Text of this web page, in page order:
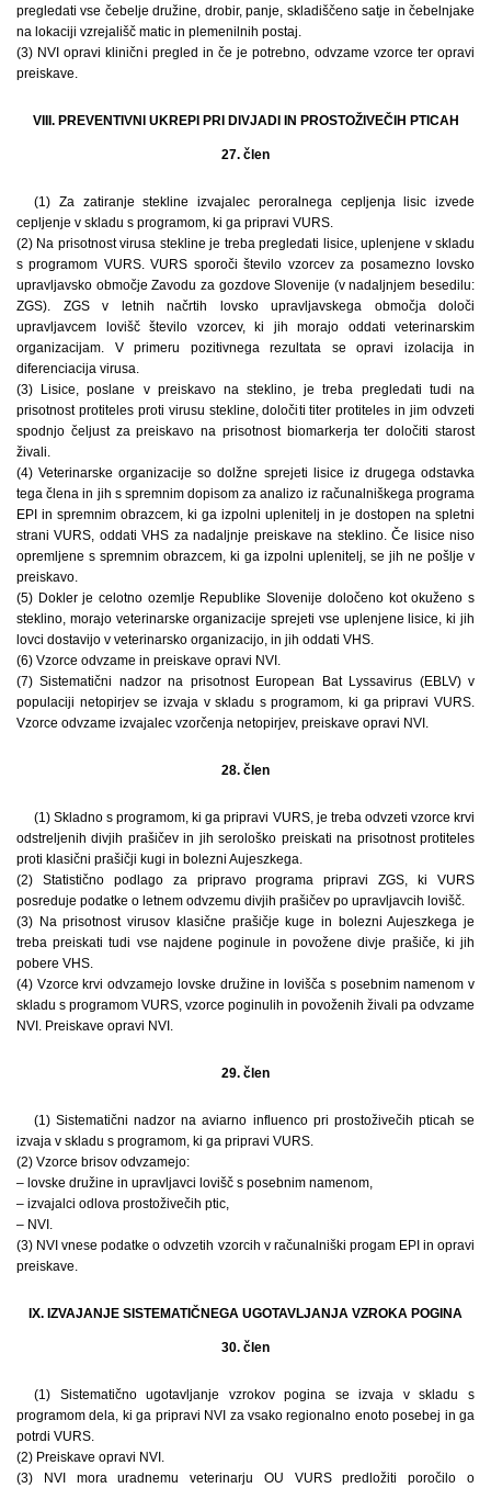
pregledati vse čebelje družine, drobir, panje, skladiščeno satje in čebelnjake
na lokaciji vzrejališč matic in plemenilnih postaj.
(3) NVI opravi klinični pregled in če je potrebno, odvzame vzorce ter opravi
preiskave.
VIII. PREVENTIVNI UKREPI PRI DIVJADI IN PROSTOŽIVEČIH PTICAH
27. člen
(1) Za zatiranje stekline izvajalec peroralnega cepljenja lisic izvede
cepljenje v skladu s programom, ki ga pripravi VURS.
(2) Na prisotnost virusa stekline je treba pregledati lisice, uplenjene v skladu
s programom VURS. VURS sporoči število vzorcev za posamezno lovsko
upravljavsko območje Zavodu za gozdove Slovenije (v nadaljnjem besedilu:
ZGS). ZGS v letnih načrtih lovsko upravljavskega območja določi
upravljavcem lovišč število vzorcev, ki jih morajo oddati veterinarskim
organizacijam. V primeru pozitivnega rezultata se opravi izolacija in
diferenciacija virusa.
(3) Lisice, poslane v preiskavo na steklino, je treba pregledati tudi na
prisotnost protiteles proti virusu stekline, določiti titer protiteles in jim odvzeti
spodnjo čeljust za preiskavo na prisotnost biomarkerja ter določiti starost
živali.
(4) Veterinarske organizacije so dolžne sprejeti lisice iz drugega odstavka
tega člena in jih s spremnim dopisom za analizo iz računalniškega programa
EPI in spremnim obrazcem, ki ga izpolni uplenitelj in je dostopen na spletni
strani VURS, oddati VHS za nadaljnje preiskave na steklino. Če lisice niso
opremljene s spremnim obrazcem, ki ga izpolni uplenitelj, se jih ne pošlje v
preiskavo.
(5) Dokler je celotno ozemlje Republike Slovenije določeno kot okuženo s
steklino, morajo veterinarske organizacije sprejeti vse uplenjene lisice, ki jih
lovci dostavijo v veterinarsko organizacijo, in jih oddati VHS.
(6) Vzorce odvzame in preiskave opravi NVI.
(7) Sistematični nadzor na prisotnost European Bat Lyssavirus (EBLV) v
populaciji netopirjev se izvaja v skladu s programom, ki ga pripravi VURS.
Vzorce odvzame izvajalec vzorčenja netopirjev, preiskave opravi NVI.
28. člen
(1) Skladno s programom, ki ga pripravi VURS, je treba odvzeti vzorce krvi
odstreljenih divjih prašičev in jih serološko preiskati na prisotnost protiteles
proti klasični prašičji kugi in bolezni Aujeszkega.
(2) Statistično podlago za pripravo programa pripravi ZGS, ki VURS
posreduje podatke o letnem odvzemu divjih prašičev po upravljavcih lovišč.
(3) Na prisotnost virusov klasične prašičje kuge in bolezni Aujeszkega je
treba preiskati tudi vse najdene poginule in povožene divje prašiče, ki jih
pobere VHS.
(4) Vzorce krvi odvzamejo lovske družine in lovišča s posebnim namenom v
skladu s programom VURS, vzorce poginulih in povoženih živali pa odvzame
NVI. Preiskave opravi NVI.
29. člen
(1) Sistematični nadzor na aviarno influenco pri prostoživečih pticah se
izvaja v skladu s programom, ki ga pripravi VURS.
(2) Vzorce brisov odvzamejo:
– lovske družine in upravljavci lovišč s posebnim namenom,
– izvajalci odlova prostoživečih ptic,
– NVI.
(3) NVI vnese podatke o odvzetih vzorcih v računalniški progam EPI in opravi
preiskave.
IX. IZVAJANJE SISTEMATIČNEGA UGOTAVLJANJA VZROKA POGINA
30. člen
(1) Sistematično ugotavljanje vzrokov pogina se izvaja v skladu s
programom dela, ki ga pripravi NVI za vsako regionalno enoto posebej in ga
potrdi VURS.
(2) Preiskave opravi NVI.
(3) NVI mora uradnemu veterinarju OU VURS predložiti poročilo o